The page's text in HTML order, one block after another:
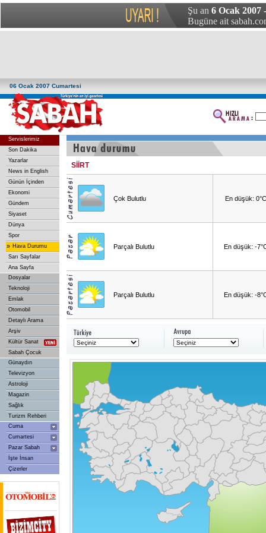
Şu an 6 Ocak 2007
Bugüne ait
06 Ocak 2007 Cumartesi
Servislerimiz
Son Dakika
Yazarlar
News in English
Günün İçinden
Ekonomi
Gündem
Siyaset
Dünya
Spor
» Hava Durumu
Sarı Sayfalar
Ana Sayfa
Dosyalar
Teknoloji
Emlak
Otomobil
Detaylı Arama
Arşiv
Kültür Sanat
Sabah Çocuk
Günaydın
Televizyon
Astroloji
Magazin
Sağlık
Turizm Rehberi
Cuma
Cumartesi
Pazar Sabah
İşte İnsan
Çizerler
SİİRT
Çok Bulutlu En düşük: 0°C
Parçalı Bulutlu En düşük: -
Parçalı Bulutlu En düşük: -